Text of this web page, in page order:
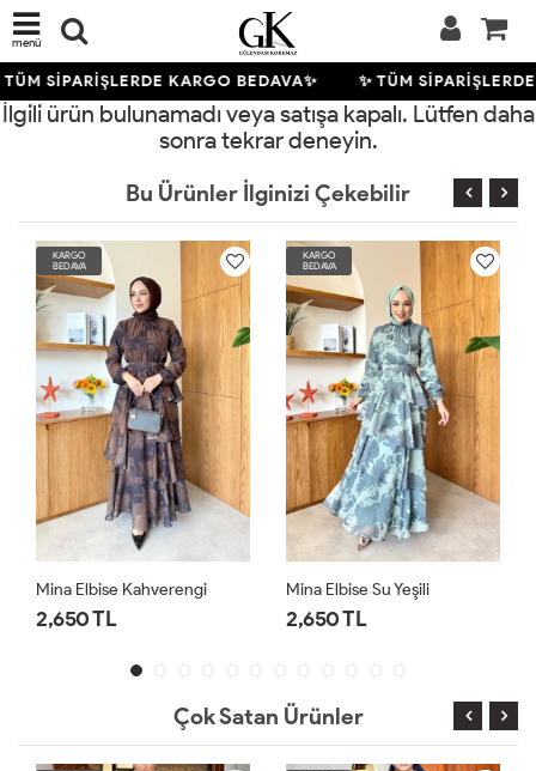
menü
SİPARİŞLERDE KARGO BEDAVA✨ ✨ TÜM
İlgili ürün bulunamadı veya satışa kapalı. Lütfen daha
sonra tekrar deneyin.
Bu Ürünler İlginizi Çekebilir
KARGO
BEDAVA
Mina Elbise Su Yeşili
2,650 TL
KARGO
BEDAVA
Nisa Elbise Bordo
1,750 TL
Çok Satan Ürünler